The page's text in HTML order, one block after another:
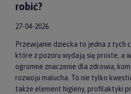
robić?
27-04-2026
Przewijanie dziecka to jedna z tych
które z pozoru wydają się proste, a
ogromne znaczenie dla zdrowia,
rozwoju malucha. To nie tylko
także element higieny, profilaktyki